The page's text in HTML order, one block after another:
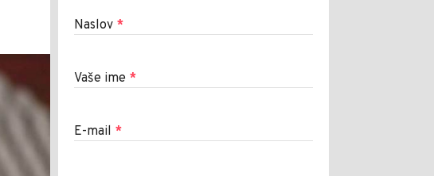
Naslov *
Vaše ime *
E-mail *